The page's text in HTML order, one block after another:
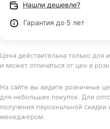
Нашли дешевле?
Гарантия до 5 лет
Цена действительна только для
и может отличаться от цен в
На сайте вы видите розничные
для небольших покупок. Для
получения персональной скидки
менеджером.